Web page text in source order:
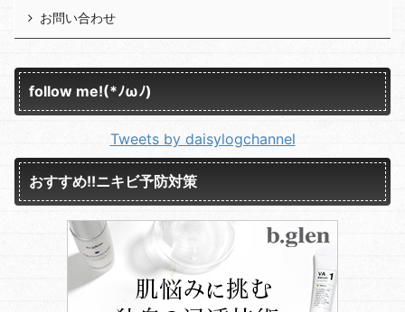
お問い合わせ
follow me!(*ﾉωﾉ)
Tweets by daisylogchannel
おすすめ!!ニキビ予防対策